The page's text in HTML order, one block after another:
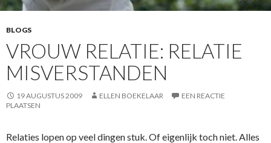
BLOGS
VROUW RELATIE: RELATIE
MISVERSTANDEN
19 AUGUSTUS 2009 ELLEN BOEKELAAR
EEN REACTIE
PLAATSEN
Relaties lopen op veel dingen stuk. Of eigenlijk toch niet. Alles